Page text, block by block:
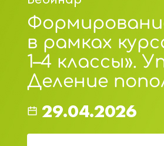
в рамках
1–4 классы».
Деление
29.04.2026